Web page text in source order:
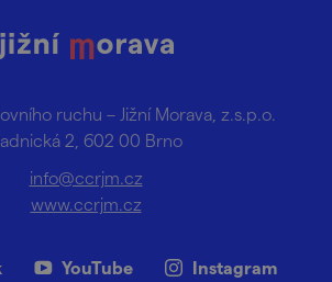
ruchu – Jižní Morava, z.s.p.o.
2, 602 00 Brno
info@ccrjm.cz
www.ccrjm.cz
YouTube Instagram